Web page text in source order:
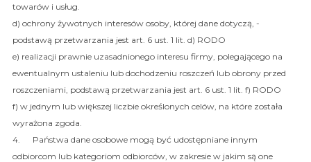
towarów i usług.
d) ochrony żywotnych interesów osoby, której dane dotyczą, -
podstawą przetwarzania jest art. 6 ust. 1 lit. d) RODO
e) realizacji prawnie uzasadnionego interesu firmy, polegającego na
ewentualnym ustaleniu lub dochodzeniu roszczeń lub obrony przed
roszczeniami, podstawą przetwarzania jest art. 6 ust. 1 lit. f) RODO
f) w jednym lub większej liczbie określonych celów, na które została
wyrażona zgoda.
4. Państwa dane osobowe mogą być udostępniane innym
odbiorcom lub kategoriom odbiorców, w zakresie w jakim są one